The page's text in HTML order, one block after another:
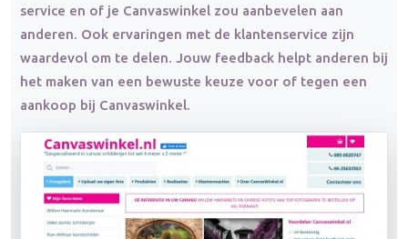
service en of je Canvaswinkel zou aanbevelen aan
anderen. Ook ervaringen met de klantenservice zijn
waardevol om te delen. Jouw feedback helpt anderen bij
het maken van een bewuste keuze voor of tegen een
aankoop bij Canvaswinkel.